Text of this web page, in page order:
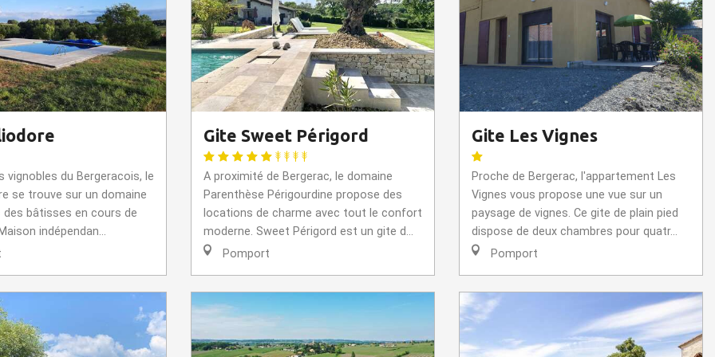
vignobles du Bergeracois, le
se trouve sur un domaine
des bâtisses en cours de
indépendan...
Gite Sweet Périgord
A proximité de Bergerac, le domaine
Parenthèse Périgourdine propose des
locations de charme avec tout le confort
moderne. Sweet Périgord est un gite d...
Pomport
Gite Les Vignes
Proche de Bergerac, l'appartement Les
Vignes vous propose une vue sur un
paysage de vignes. Ce gite de plain pied
dispose de deux chambres pour quatr...
Pomport